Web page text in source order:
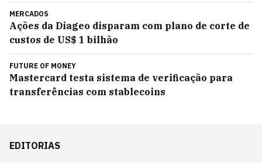
MERCADOS
Ações da Diageo disparam com plano de corte de
custos de US$ 1 bilhão
FUTURE OF MONEY
Mastercard testa sistema de verificação para
transferências com stablecoins
EDITORIAS